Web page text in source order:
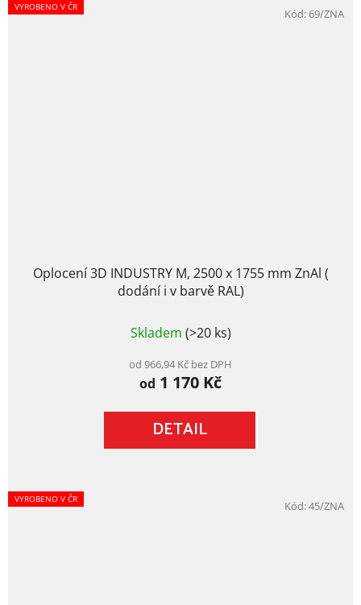
VYROBENO V ČR
Oplocení 3D INDUSTRY M, 2500 x 1755 mm ZnAl (
dodání i v barvě RAL)
hodnocení
je
5,0
5
hvězdiček.
Skladem (>20 ks)
od 966,94 Kč bez DPH
od 1 170 Kč
DETAIL
Kód:69/ZNA
VYROBENO V ČR Kód:45/ZNA